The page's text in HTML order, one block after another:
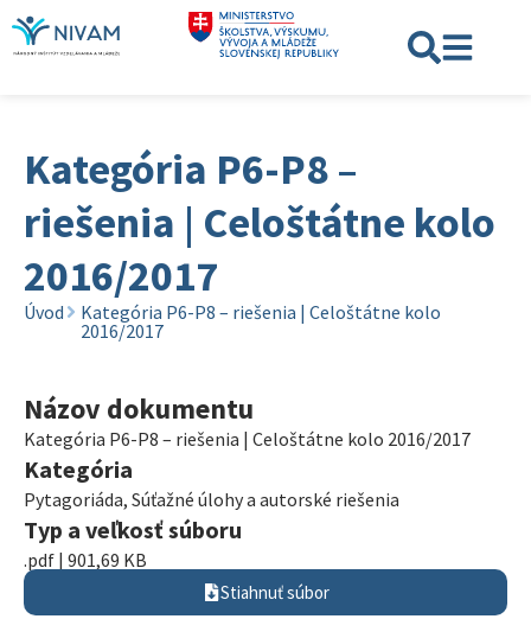
Kategória P6-P8 –
riešenia | Celoštátne kolo
2016/2017
Úvod
Kategória P6-P8 – riešenia | Celoštátne kolo
2016/2017
Názov dokumentu
Kategória P6-P8 – riešenia | Celoštátne kolo 2016/2017
Kategória
Pytagoriáda, Súťažné úlohy a autorské riešenia
Typ a veľkosť súboru
.pdf | 901,69 KB
Stiahnuť súbor